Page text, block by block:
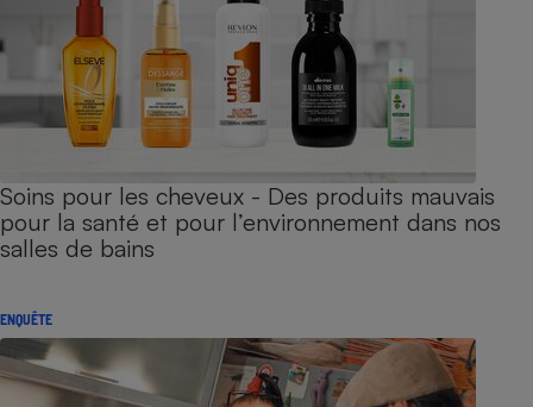
Soins pour les cheveux - Des produits mauvais
pour la santé et pour l’environnement dans nos
salles de bains
ENQUÊTE